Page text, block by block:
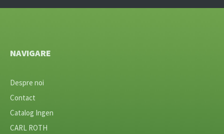
NAVIGARE
Despre noi
Contact
Catalog Ingen
CARL ROTH